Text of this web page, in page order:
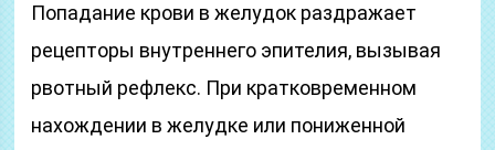
Попадание крови в желудок раздражает
рецепторы внутреннего эпителия, вызывая
рвотный рефлекс. При кратковременном
нахождении в желудке или пониженной